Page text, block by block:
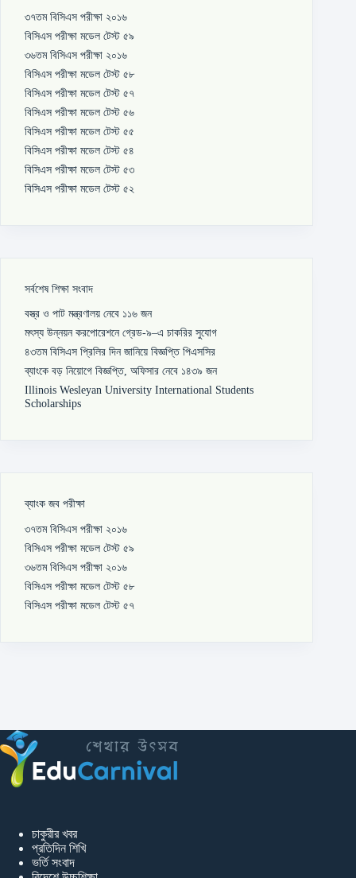
৩৭তম বিসিএস পরীক্ষা ২০১৬
বিসিএস পরীক্ষা মডেল টেস্ট ৫৯
৩৬তম বিসিএস পরীক্ষা ২০১৬
বিসিএস পরীক্ষা মডেল টেস্ট ৫৮
বিসিএস পরীক্ষা মডেল টেস্ট ৫৭
বিসিএস পরীক্ষা মডেল টেস্ট ৫৬
বিসিএস পরীক্ষা মডেল টেস্ট ৫৫
বিসিএস পরীক্ষা মডেল টেস্ট ৫৪
বিসিএস পরীক্ষা মডেল টেস্ট ৫৩
বিসিএস পরীক্ষা মডেল টেস্ট ৫২
সর্বশেষ শিক্ষা সংবাদ
বস্ত্র ও পাট মন্ত্রণালয় নেবে ১১৬ জন
মৎস্য উন্নয়ন করপোরেশনে গ্রেড-৯–এ চাকরির সুযোগ
৪৩তম বিসিএস প্রিলির দিন জানিয়ে বিজ্ঞপ্তি পিএসসির
ব্যাংকে বড় নিয়োগে বিজ্ঞপ্তি, অফিসার নেবে ১৪৩৯ জন
Illinois Wesleyan University International Students
Scholarships
ব্যাংক জব পরীক্ষা
৩৭তম বিসিএস পরীক্ষা ২০১৬
বিসিএস পরীক্ষা মডেল টেস্ট ৫৯
৩৬তম বিসিএস পরীক্ষা ২০১৬
বিসিএস পরীক্ষা মডেল টেস্ট ৫৮
বিসিএস পরীক্ষা মডেল টেস্ট ৫৭
চাকুরীর খবর
প্রতিদিন শিখি
ভর্তি সংবাদ